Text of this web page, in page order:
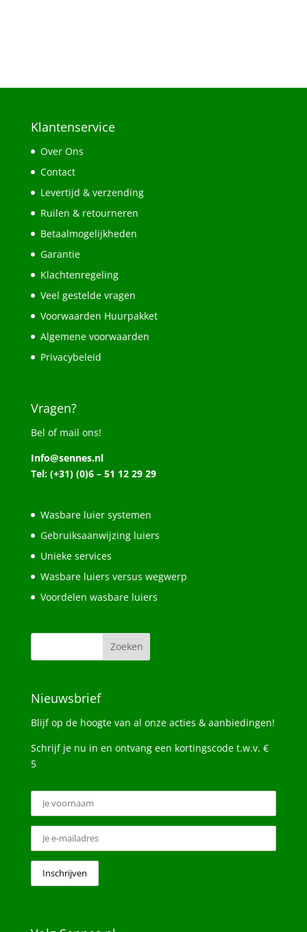
Klantenservice
Over Ons
Contact
Levertijd & verzending
Ruilen & retourneren
Betaalmogelijkheden
Garantie
Klachtenregeling
Veel gestelde vragen
Voorwaarden Huurpakket
Algemene voorwaarden
Privacybeleid
Vragen?
Bel of mail ons!
Info@sennes.nl
Tel: (+31) (0)6 – 51 12 29 29
Wasbare luier systemen
Gebruiksaanwijzing luiers
Unieke services
Wasbare luiers versus wegwerp
Voordelen wasbare luiers
Nieuwsbrief
Blijf op de hoogte van al onze acties & aanbiedingen!
Schrijf je nu in en ontvang een kortingscode t.w.v. €
5